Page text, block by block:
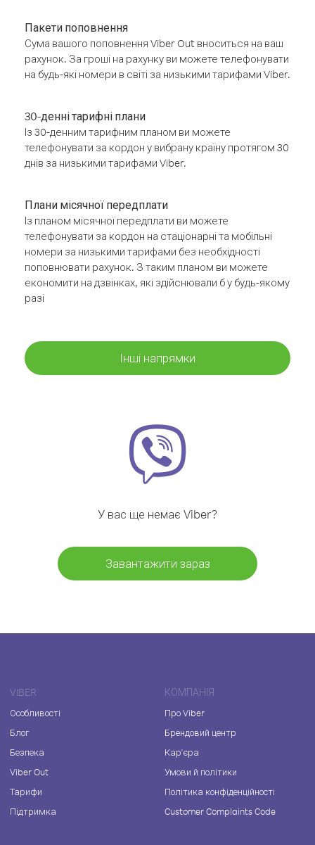
Пакети поповнення
Сума вашого поповнення Viber Out вноситься на ваш
рахунок. За гроші на рахунку ви можете телефонувати
на будь-які номери в світі за низькими тарифами Viber.
30-денні тарифні плани
Із 30-денним тарифним планом ви можете
телефонувати за кордон у вибрану країну протягом 30
днів за низькими тарифами Viber.
Плани місячної передплати
Із планом місячної передплати ви можете
телефонувати за кордон на стаціонарні та мобільні
номери за низькими тарифами без необхідності
поповнювати рахунок. З таким планом ви можете
економити на дзвінках, які здійснювали б у будь-якому
разі
Інші напрямки
У вас ще немає Viber?
Завантажити зараз
VIBER
Особливості
Блог
Безпека
Viber Out
Тарифи
Підтримка
КОМПАНІЯ
Про Viber
Брендовий центр
Кар'єра
Умови й політики
Політика конфіденційності
Customer Complaints Code